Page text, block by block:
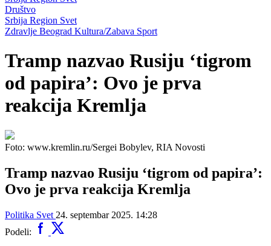
Društvo
Srbija Region Svet
Zdravlje Beograd Kultura/Zabava Sport
Tramp nazvao Rusiju ‘tigrom
od papira’: Ovo je prva
reakcija Kremlja
Foto: www.kremlin.ru/Sergei Bobylev, RIA Novosti
Tramp nazvao Rusiju ‘tigrom od papira’:
Ovo je prva reakcija Kremlja
Politika Svet 24. septembar 2025. 14:28
Podeli: